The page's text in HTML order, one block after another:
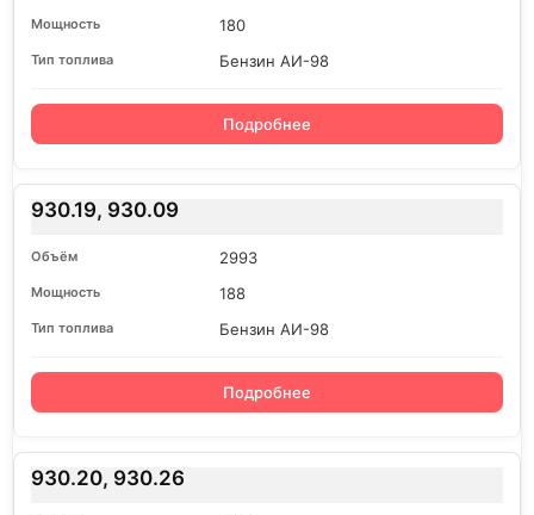
180
Бензин АИ-98
Подробнее
930.19, 930.09
2993
188
Бензин АИ-98
Подробнее
930.20, 930.26